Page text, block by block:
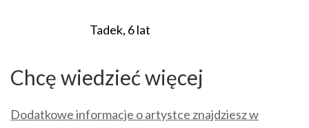
Tadek, 6 lat
Chcę wiedzieć więcej
Dodatkowe informacje o artystce znajdzieszw